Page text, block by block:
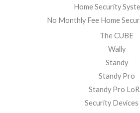
Home Security
No Monthly Fee Home
The CUBE
Wally
Standy
Standy Pro
Standy Pro
Security Devices